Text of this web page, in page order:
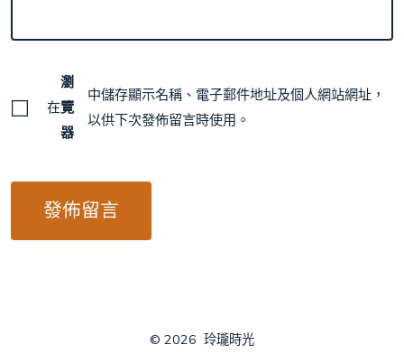
在
瀏
覽
器
中儲存顯示名稱、電子郵件地址及個人網站網址，
以供下次發佈留言時使用。
© 2026 玲瓏時光